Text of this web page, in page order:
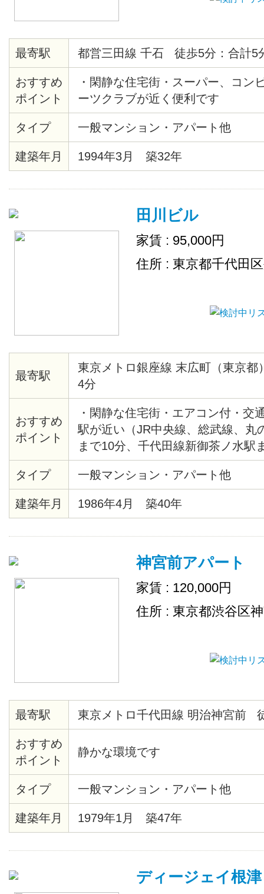
最寄駅 都営三田線 千石 徒歩5分：合計5
おすすめ
ポイント
・閑静な住宅街・スーパー、コン
ーツクラブが近く便利です
タイプ 一般マンション・アパート他
建築年月 1994年3月 築32年
田川ビル
家賃 : 95,000円
住所 : 東京都千代田
最寄駅
東京メトロ銀座線 末広町（東京
4分
おすすめ
ポイント
・閑静な住宅街・エアコン付・交
駅が近い（JR中央線、総武線、丸
まで10分、千代田線新御茶ノ水駅
末広町駅まで4分、千代田線湯島
エクスプレス、JR総武線秋葉原駅
タイプ 一般マンション・アパート他
建築年月 1986年4月 築40年
神宮前アパート
家賃 : 120,000円
住所 : 東京都渋谷区
最寄駅 東京メトロ千代田線 明治神宮前
おすすめ
ポイント
静かな環境です
タイプ 一般マンション・アパート他
建築年月 1979年1月 築47年
ディージェイ根津